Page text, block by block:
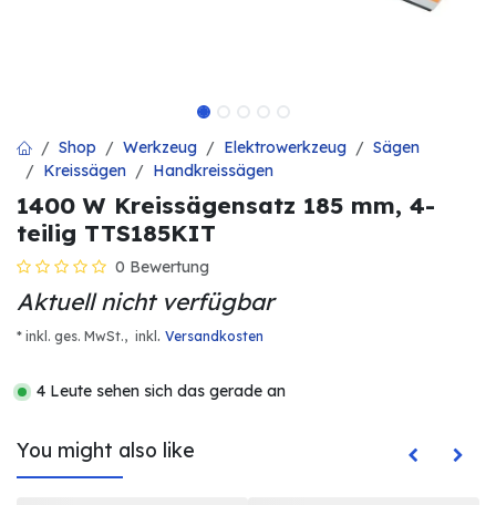
Shop Werkzeug Elektrowerkzeug
Sägen
Kreissägen
Handkreissägen
1400 W Kreissägensatz 185 mm, 4-
teilig TTS185KIT
0 Bewertung
Aktuell nicht verfügbar
* inkl. ges. MwSt., inkl . Versandkosten
4 Leute sehen sich das gerade an
You might also like